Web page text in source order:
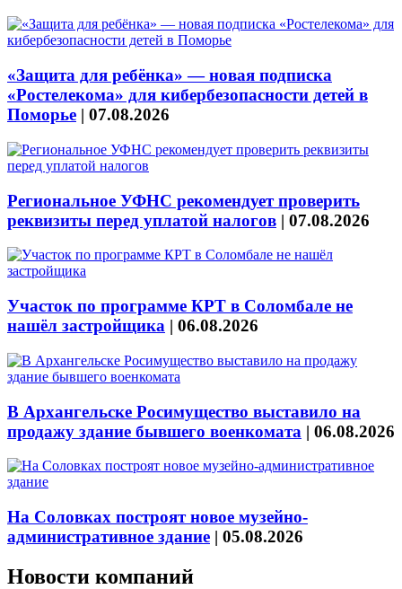
«Защита для ребёнка» — новая подписка
«Ростелекома» для кибербезопасности детей в
Поморье | 07.08.2026
Региональное УФНС рекомендует проверить
реквизиты перед уплатой налогов | 07.08.2026
Участок по программе КРТ в Соломбале не
нашёл застройщика | 06.08.2026
В Архангельске Росимущество выставило на
продажу здание бывшего военкомата | 06.08.2026
На Соловках построят новое музейно-
административное здание | 05.08.2026
Новости компаний